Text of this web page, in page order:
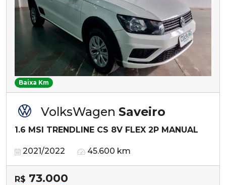
Baixa Km
VolksWagen Saveiro
1.6 MSI TRENDLINE CS 8V FLEX 2P MANUAL
2021/2022 45.600 km
R$ 73.000